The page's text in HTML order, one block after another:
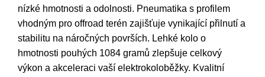
nízké hmotnosti a odolnosti. Pneumatika s profilem
vhodným pro offroad terén zajišťuje vynikající přilnutí a
stabilitu na náročných površích. Lehké kolo o
hmotnosti pouhých 1084 gramů zlepšuje celkový
výkon a akceleraci vaší elektrokoloběžky. Kvalitní